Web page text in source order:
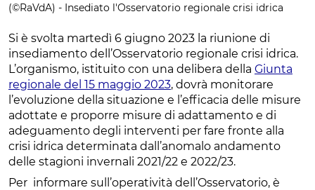
(©RaVdA) - Insediato l'Osservatorio regionale crisi idrica
Si è svolta martedì 6 giugno 2023 la riunione di
insediamento dell’Osservatorio regionale crisi idrica.
L’organismo, istituito con una delibera della Giunta
regionale del 15 maggio 2023, dovrà monitorare
l’evoluzione della situazione e l’efficacia delle misure
adottate e proporre misure di adattamento e di
adeguamento degli interventi per fare fronte alla
crisi idrica determinata dall’anomalo andamento
delle stagioni invernali 2021/22 e 2022/23.
Per informare sull’operatività dell’Osservatorio, è